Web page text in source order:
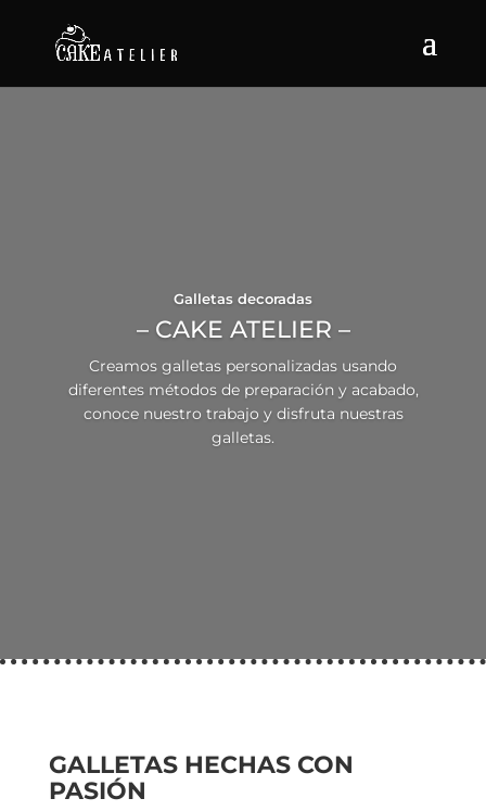
Galletas decoradas
– CAKE ATELIER –
Creamos galletas personalizadas usando
diferentes métodos de preparación y acabado,
conoce nuestro trabajo y disfruta nuestras
galletas.
GALLETAS HECHAS CON
PASIÓN